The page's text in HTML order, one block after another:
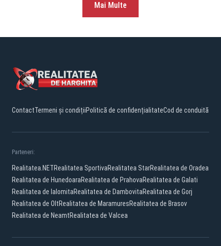
Mai Multe
ContactTermeni și condițiiPolitică de confidențialitateCod de conduită
Parteneri:
Realitatea.NETRealitatea SportivaRealitatea StarRealitatea de Oradea
Realitatea de HunedoaraRealitatea de PrahovaRealitatea de Galati
Realitatea de IalomitaRealitatea de DambovitaRealitatea de Gorj
Realitatea de OltRealitatea de MaramuresRealitatea de Brasov
Realitatea de NeamtRealitatea de Valcea